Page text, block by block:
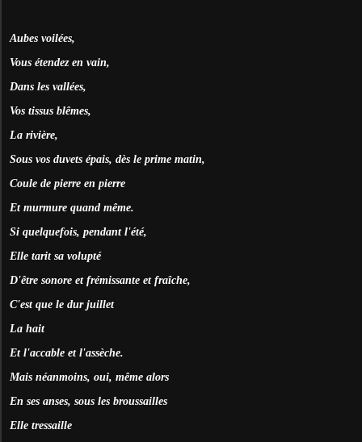
Aubes voilées,
Vous étendez en vain,
Dans les vallées,
Vos tissus blêmes,
La rivière,
Sous vos duvets épais, dès le prime matin,
Coule de pierre en pierre
Et murmure quand même.
Si quelquefois, pendant l'été,
Elle tarit sa volupté
D'être sonore et frémissante et fraîche,
C'est que le dur juillet
La hait
Et l'accable et l'assèche.
Mais néanmoins, oui, même alors
En ses anses, sous les broussailles
Elle tressaille